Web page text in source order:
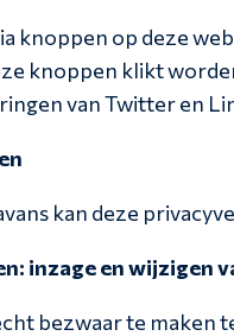
knoppen op deze
knoppen klikt
van Twitter en
kan deze
inzage en wijzigen
bezwaar te maken